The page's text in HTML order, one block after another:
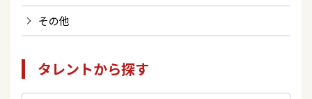
その他
タレントから探す